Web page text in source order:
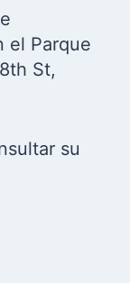
el Parque
St,
su